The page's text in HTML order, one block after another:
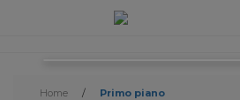
Home /
Primo piano